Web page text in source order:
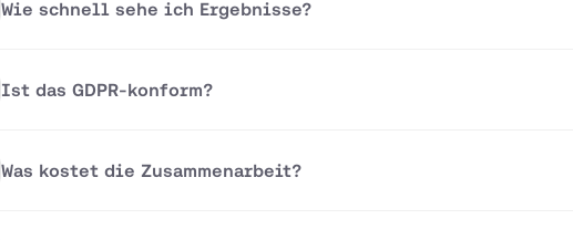
Wie schnell sehe ich Ergebnisse?
Ist das GDPR-konform?
Was kostet die Zusammenarbeit?